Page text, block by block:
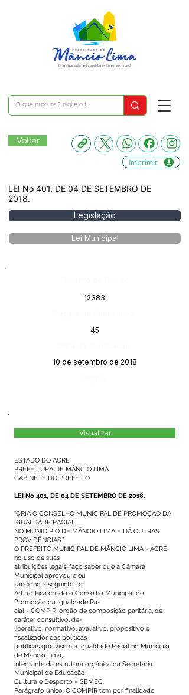
Voltar
Imprimir
LEI No 401, DE 04 DE SETEMBRO DE
2018.
Legislação
Lei Municipal
12383
45
10 de setembro de 2018
Visualizar
ESTADO DO ACRE
PREFEITURA DE MÂNCIO LIMA
GABINETE DO PREFEITO
LEI No 401, DE 04 DE SETEMBRO DE 2018.
“CRIA O CONSELHO MUNICIPAL DE PROMOÇÃO DA
IGUALDADE RACIAL
NO MUNICÍPIO DE MÂNCIO LIMA E DÁ OUTRAS
PROVIDÊNCIAS.”
O PREFEITO MUNICIPAL DE MÂNCIO LIMA - ACRE,
no uso de suas
atribuições legais, faço saber que a Câmara
Municipal aprovou e eu
sanciono a seguinte Lei:
Art. 1o Fica criado o Conselho Municipal de
Promoção da Igualdade Ra-
cial - COMPIR, órgão de composição paritária, de
caráter consultivo, de-
liberativo, normativo, avaliativo, propositivo e
fiscalizador das políticas
públicas que visem a Igualdade Racial no Município
de Mâncio Lima,
integrante da estrutura orgânica da Secretaria
Municipal de Educação,
Cultura e Desporto – SEMEC.
Parágrafo único. O COMPIR tem por finalidade